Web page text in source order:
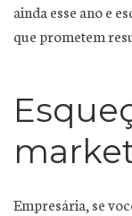
ainda esse ano e
que prometem
Empresária, se